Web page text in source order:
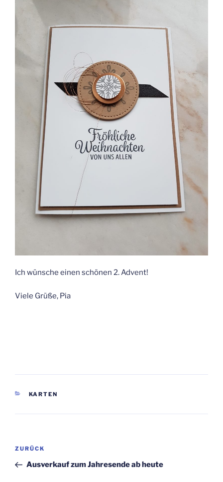
Ich wünsche einen schönen 2. Advent!
Viele Grüße, Pia
KATEGORIEN
KARTEN
Beitragsnavigation
Vorheriger
Beitrag
ZURÜCK
Ausverkauf zum Jahresende ab heute